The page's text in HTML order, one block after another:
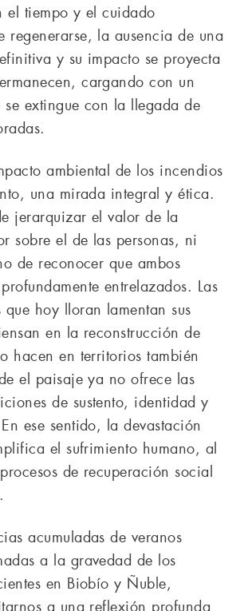
el tiempo y el cuidado
regenerarse, la ausencia de una
y su impacto se proyecta
cargando con un
se extingue con la llegada de
ambiental de los incendios
una mirada integral y ética.
jerarquizar el valor de la
sobre el de las personas, ni
de reconocer que ambos
entrelazados. Las
que hoy lloran lamentan sus
en la reconstrucción de
hacen en territorios también
el paisaje ya no ofrece las
de sustento, identidad y
ese sentido, la devastación
el sufrimiento humano, al
de recuperación social
acumuladas de veranos
a la gravedad de los
en Biobío y Ñuble,